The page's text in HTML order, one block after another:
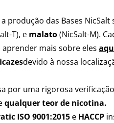
produção das Bases NicSalt
T), emalato(NicSalt-M).
mais sobre eles
devido à nossa
por uma rigorosa
qualquer teor de nicotina.
ISO 9001:2015 e HACCP